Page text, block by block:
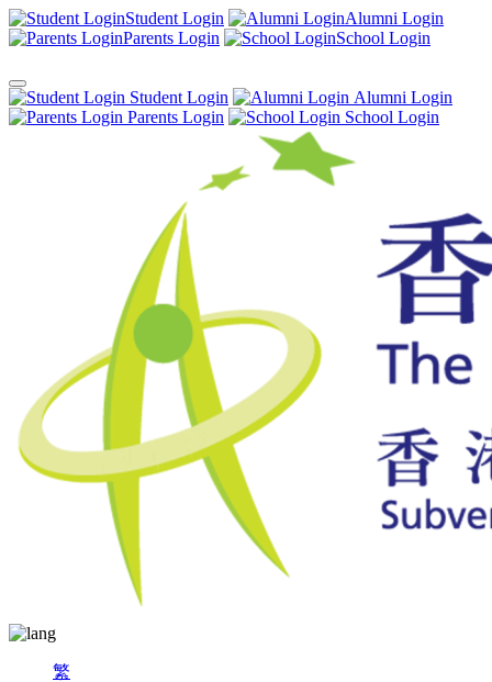
Student Login
Alumni Login
Parents Login
School Login
Student Login
Alumni Login
Parents Login
School Login
繁